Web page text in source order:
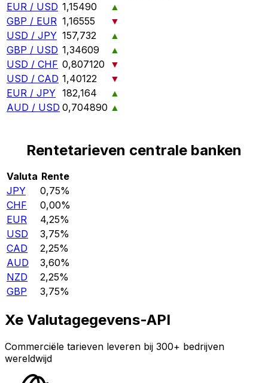
EUR / USD 1,15490
▲
GBP / EUR 1,16555
▼
USD / JPY 157,732
▲
GBP / USD 1,34609
▲
USD / CHF 0,807120
▼
USD / CAD 1,40122
▼
EUR / JPY 182,164
▲
AUD / USD 0,704890 ▲
Rentetarieven centrale banken
Valuta Rente
JPY
0,75%
CHF
0,00%
EUR
4,25%
USD
3,75%
CAD
2,25%
AUD
3,60%
NZD
2,25%
GBP
3,75%
Xe Valutagegevens-API
Commerciële tarieven leveren bij 300+ bedrijven
wereldwijd